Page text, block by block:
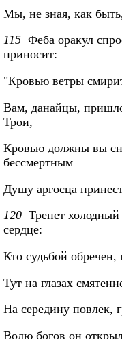
Мы, не зная, как
115 Феба оракул
приносит:
"Кровью ветры
Вам, данайцы,
Трои, —
Кровью должны вы
бессмертным
Душу аргосца
120 Трепет
сердце:
Кто судьбой обречен,
Тут на глазах
На середину повлек,
Волю богов он